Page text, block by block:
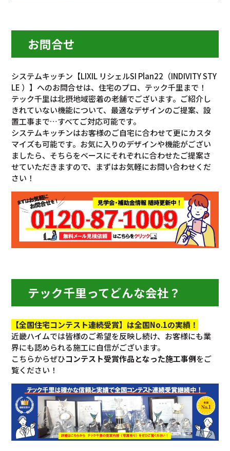
お問合せ
システムキッチン【LIXIL リシェルSI Plan22（INDIVITY STY
LE ）】へのお問合せは、住宅のプロ、テック千里まで！
テック千里は北摂地域密着の老舗でございます。ご紹介し
きれていない機能について、最適なデザインのご提案、設
置工事まで…すべてご対応可能です。
システムキッチンはお客様のご自宅に合わせて更にカスタ
マイズも可能です。お気に入りのデザインや機能がござい
ましたら、そちらをベースにそれぞれに合わせたご提案さ
せていただきますので、まずはお気軽にお問い合わせくだ
さい！
テック千里ってどんな会社？
【全国住宅コンテスト連続受賞】は全国No.1の実績！
近畿ハイムでは皆様のご希望を反映し続け、お客様にも業
界にも認められる施工に自信がございます。
こちらからぜひコンテスト受賞作品となった施工事例をご
覧ください！